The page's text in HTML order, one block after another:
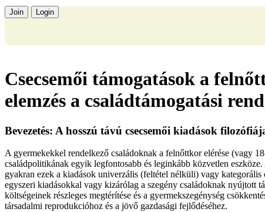
Join Login
Csecsemői támogatások a
elemzés a családtámogatási
Bevezetés: A hosszú távú csecsemői kiadások
A gyermekekkel rendelkező családoknak a felnőttkor elérése (vagy
családpolitikának egyik legfontosabb és leginkább közvetlen
gyakran ezek a kiadások univerzális (feltétel nélküli) vagy
egyszeri kiadásokkal vagy kizárólag a szegény családoknak nyújtott
költségeinek részleges megtérítése és a gyermekszegénység
társadalmi reprodukcióhoz és a jövő gazdasági fejlődéséhez.